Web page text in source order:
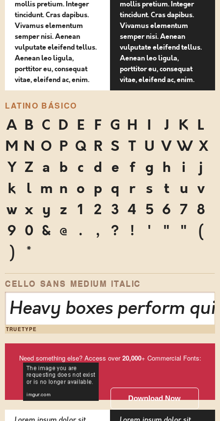
mollis pretium. Integer
tincidunt. Cras dapibus.
Vivamus elementum
semper nisi. Aenean
vulputate eleifend tellus.
Aenean leo ligula,
porttitor eu, consequat
vitae, eleifend ac, enim.
mollis pretium. Integer
tincidunt. Cras dapibus.
Vivamus elementum
semper nisi. Aenean
vulputate eleifend tellus.
Aenean leo ligula,
porttitor eu, consequat
vitae, eleifend ac, enim.
LATINO BÁSICO
A B C D E F G H I J K
L
M N O P Q R S T U V W X
Y Z a b c d e f g h i
j
k
l m n o p q r s t u
v
w x y z 1 2 3 4 5 6 7
8
9 0 & @ . , ? ! ' " "
(
)
*
CELLO SANS MEDIUM ITALIC
Heavy boxes perform
TRUETYPE
Need something else? Access over20,000+ Commercial Fonts:
Download Now